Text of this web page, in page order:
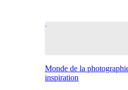
Monde de la
inspiration